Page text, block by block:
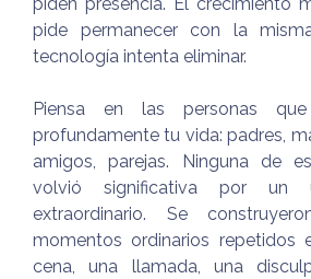
pide permanecer con la
tecnología intenta eliminar.
Piensa en las personas
profundamente tu vida: padres,
amigos, parejas. Ninguna de
volvió significativa por un
extraordinario. Se
momentos ordinarios repetidos
cena, una llamada, una